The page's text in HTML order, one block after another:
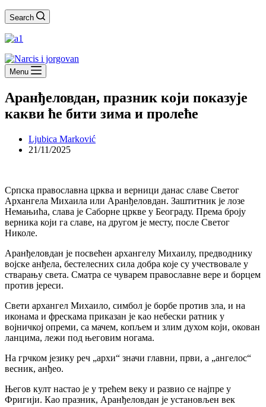
Search
Menu
Аранђеловдан, празник који показује
какви ће бити зима и пролеће
Ljubica Marković
21/11/2025
Српска православна црква и верници данас славе Светог
Архангела Михаила или Аранђеловдан. Заштитник је лозе
Немањића, слава је Саборне цркве у Београду. Према броју
верника који га славе, на другом је месту, после Светог
Николе.
Аранђеловдан је посвећен архангелу Михаилу, предводнику
војске анђела, бестелесних сила добра које су учествовале у
стварању света. Сматра се чуварем православне вере и борцем
против јереси.
Свети архангел Михаило, симбол је борбе против зла, и на
иконама и фрескама приказан је као небески ратник у
војничкој опреми, са мачем, копљем и злим духом који, окован
ланцима, лежи под његовим ногама.
На грчком језику реч „архи“ значи главни, први, а „ангелос“
весник, анђео.
Његов култ настао је у трећем веку и развио се најпре у
Фригији. Као празник, Аранђеловдан је установљен век